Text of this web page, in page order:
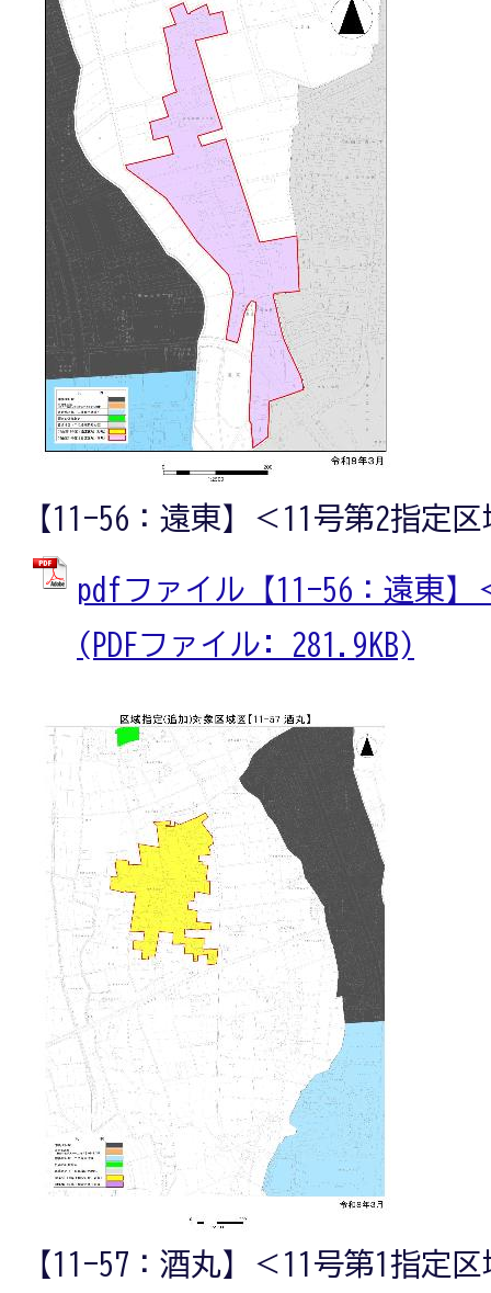
【11-56：遠東】＜11号第2指定
pdfファイル【11-56：遠東】
(PDFファイル: 281.9KB)
【11-57：酒丸】＜11号第1指定